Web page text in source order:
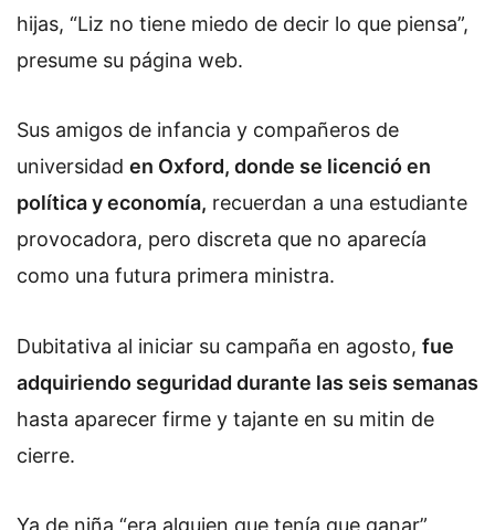
hijas, “Liz no tiene miedo de decir lo que piensa”,
presume su página web.
Sus amigos de infancia y compañeros de
universidad en Oxford, donde se licenció en
política y economía, recuerdan a una estudiante
provocadora, pero discreta que no aparecía
como una futura primera ministra.
Dubitativa al iniciar su campaña en agosto, fue
adquiriendo seguridad durante las seis semanas
hasta aparecer firme y tajante en su mitin de
cierre.